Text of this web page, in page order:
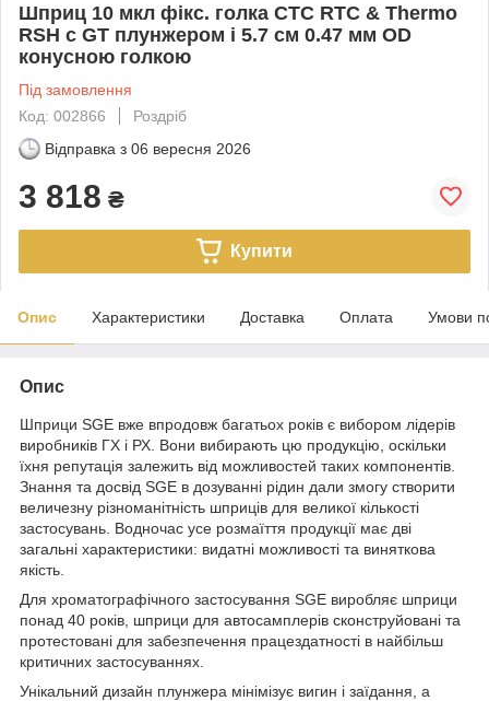
Шприц 10 мкл фікс. голка CTC RTC & Thermo
RSH c GT плунжером і 5.7 см 0.47 мм OD
конусною голкою
Під замовлення
Код: 002866
Роздріб
Відправка з 06 вересня 2026
3 818 ₴
Купити
Опис Характеристики Доставка Оплата Умови
Опис
Шприци SGE вже впродовж багатьох років є вибором лідерів
виробників ГХ і РХ. Вони вибирають цю продукцію, оскільки
їхня репутація залежить від можливостей таких компонентів.
Знання та досвід SGE в дозуванні рідин дали змогу створити
величезну різноманітність шприців для великої кількості
застосувань. Водночас усе розмаїття продукції має дві
загальні характеристики: видатні можливості та виняткова
якість.
Для хроматографічного застосування SGE виробляє шприци
понад 40 років, шприци для автосамплерів сконструйовані та
протестовані для забезпечення працездатності в найбільш
критичних застосуваннях.
Унікальний дизайн плунжера мінімізує вигин і заїдання, а